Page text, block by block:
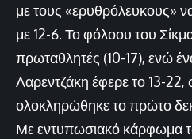
με τους «ερυθρόλευκους»
με 12-6. Το φόλοου του
πρωταθλητές (10-17), ενώ
Λαρεντζάκη έφερε το 13-22,
ολοκληρώθηκε το πρώτο
Με εντυπωσιακό κάρφωμα